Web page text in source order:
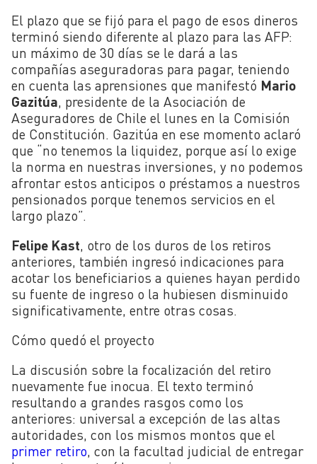
El plazo que se fijó para el pago de esos dineros
terminó siendo diferente al plazo para las AFP:
un máximo de 30 días se le dará a las
compañías aseguradoras para pagar, teniendo
en cuenta las aprensiones que manifestó Mario
Gazitúa , presidente de la Asociación de
Aseguradores de Chile el lunes en la Comisión
de Constitución. Gazitúa en ese momento aclaró
que “no tenemos la liquidez, porque así lo exige
la norma en nuestras inversiones, y no podemos
afrontar estos anticipos o préstamos a nuestros
pensionados porque tenemos servicios en el
largo plazo”.
Felipe Kast, otro de los duros de los retiros
anteriores, también ingresó indicaciones para
acotar los beneficiarios a quienes hayan perdido
su fuente de ingreso o la hubiesen disminuido
significativamente, entre otras cosas.
Cómo quedó el proyecto
La discusión sobre la focalización del retiro
nuevamente fue inocua. El texto terminó
resultando a grandes rasgos como los
anteriores: universal a excepción de las altas
autoridades, con los mismos montos que el
primer retiro, con la facultad judicial de entregar